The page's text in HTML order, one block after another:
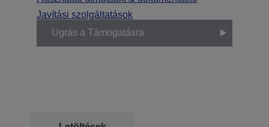
Javítási szolgáltatások
Ugrás a Támogatásra